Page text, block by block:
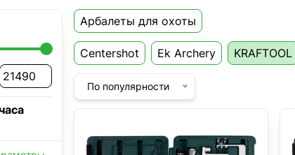
Арбалеты для охоты
Centershot Ek Archery KRAFTOOL
По популярности